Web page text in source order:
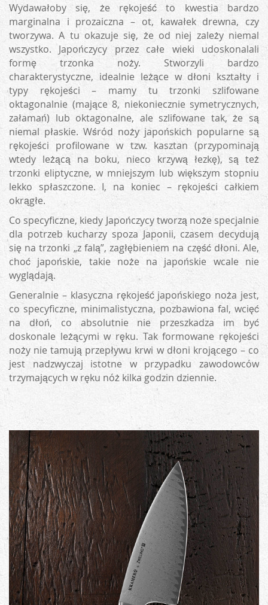
Wydawałoby się, że rękojeść to kwestia bardzo
marginalna i prozaiczna – ot, kawałek drewna, czy
tworzywa. A tu okazuje się, że od niej zależy niemal
wszystko. Japończycy przez całe wieki udoskonalali
formę trzonka noży. Stworzyli bardzo
charakterystyczne, idealnie leżące w dłoni kształty i
typy rękojeści – mamy tu trzonki szlifowane
oktagonalnie (mające 8, niekoniecznie symetrycznych,
załamań) lub oktagonalne, ale szlifowane tak, że są
niemal płaskie. Wśród noży japońskich popularne są
rękojeści profilowane w tzw. kasztan (przypominają
wtedy leżącą na boku, nieco krzywą łezkę), są też
trzonki eliptyczne, w mniejszym lub większym stopniu
lekko spłaszczone. I, na koniec – rękojeści całkiem
okrągłe.
Co specyficzne, kiedy Japończycy tworzą noże specjalnie
dla potrzeb kucharzy spoza Japonii, czasem decydują
się na trzonki „z falą”, zagłębieniem na część dłoni. Ale,
choć japońskie, takie noże na japońskie wcale nie
wyglądają.
Generalnie – klasyczna rękojeść japońskiego noża jest,
co specyficzne, minimalistyczna, pozbawiona fal, wcięć
na dłoń, co absolutnie nie przeszkadza im być
doskonale leżącymi w ręku. Tak formowane rękojeści
noży nie tamują przepływu krwi w dłoni krojącego – co
jest nadzwyczaj istotne w przypadku zawodowców
trzymających w ręku nóż kilka godzin dziennie.